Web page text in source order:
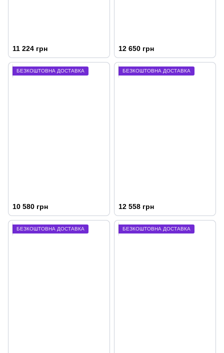
11 224 грн 12 650 грн
БЕЗКОШТОВНА ДОСТАВКА
10 580 грн
БЕЗКОШТОВНА ДОСТАВКА
12 558 грн
БЕЗКОШТОВНА ДОСТАВКА БЕЗКОШТОВНА ДОСТАВКА